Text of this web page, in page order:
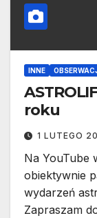
INNE
roku
1 LUTEGO
Na YouTube
obiektywnie
wydarzeń
Zapraszam